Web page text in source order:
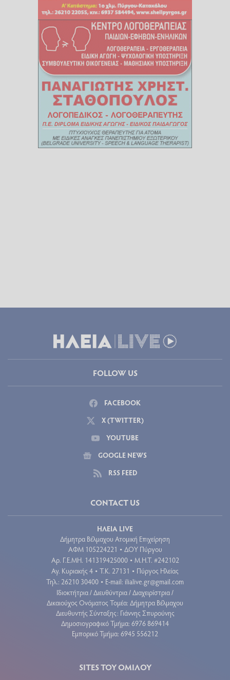
FOLLOW US
FACEBOOK
X (TWITTER)
YOUTUBE
GOOGLE NEWS
RSS FEED
CONTACT US
ΗΛΕΙΑ LIVE
Δήμητρα Βέλμαχου Ατομική Επιχείρηση
ΑΦΜ 105224221 • ΔΟΥ Πύργου
Aρ. Γ.Ε.ΜΗ. 141319425000 • Μ.Η.Τ. #242102
Αγ. Κυριακής 4 • Τ.Κ. 27131 • Πύργος Ηλείας
Τηλ.: 26210 30400 • E-mail: ilialive.gr@gmail.com
Ιδιοκτήτρια / Διευθύντρια / Διαχειρίστρια /
Δικαιούχος Ονόματος Τομέα: Δήμητρα Βέλμαχου
Διευθυντής Σύνταξης: Γιάννης Σπυρούνης
Δημοσιογραφικό Τμήμα: 6976 869414
Εμπορικό Τμήμα: 6945 556212
SITES ΤΟΥ ΟΜΙΛΟΥ